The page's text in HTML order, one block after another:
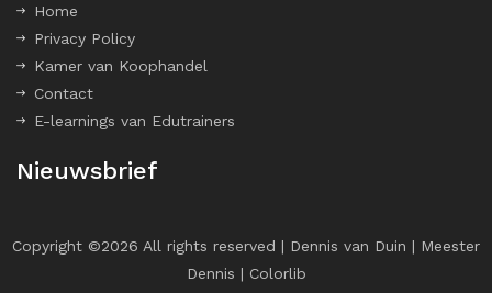
Home
Privacy Policy
Kamer van Koophandel
Contact
E-learnings van Edutrainers
Nieuwsbrief
Copyright ©2026 All rights reserved | Dennis van Duin | Meester
Dennis | Colorlib